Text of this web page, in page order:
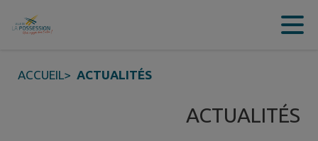
Contenu
ACCUEIL> ACTUALITÉS
ACTUALITÉS